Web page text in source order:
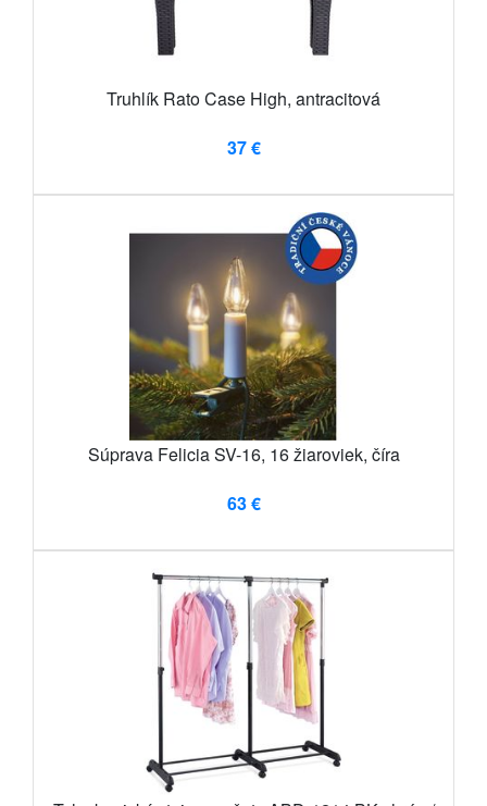
Truhlík Rato Case High, antracitová
37 €
Súprava Felicia SV-16, 16 žiaroviek, číra
63 €